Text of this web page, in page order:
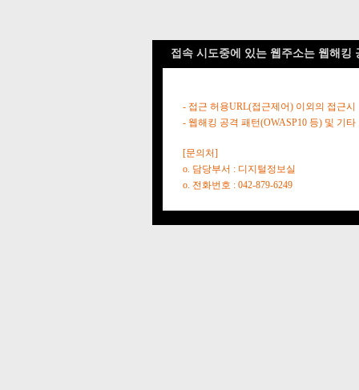
접속 시도중에 있는 웹주소는 웹해킹
- 접근 허용URL(접근제어) 이외의 접근시
- 웹해킹 공격 패턴(OWASP10 등) 및 기
[문의처]
o. 담당부서 : 디지털정보실
o. 전화번호 : 042-879-6249